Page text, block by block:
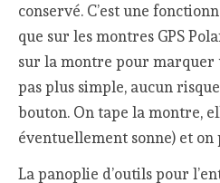
conservé. C’est une
que sur les montres GPS
sur la montre pour marquer
pas plus simple, aucun
bouton. On tape la montre,
éventuellement sonne) et
La panoplie d’outils pour